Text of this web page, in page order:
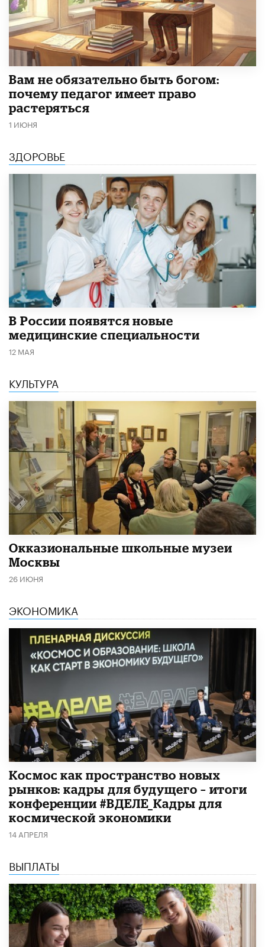
​Вам не обязательно быть богом:
почему педагог имеет право
растеряться
1 ИЮНЯ
ЗДОРОВЬЕ
В России появятся новые
медицинские специальности
12 МАЯ
КУЛЬТУРА
​Окказиональные школьные музеи
Москвы
26 ИЮНЯ
ЭКОНОМИКА
Космос как пространство новых
рынков: кадры для будущего – итоги
конференции #ВДЕЛЕ_Кадры для
космической экономики
14 АПРЕЛЯ
ВЫПЛАТЫ